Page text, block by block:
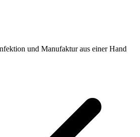
und Manufaktur aus einer Hand